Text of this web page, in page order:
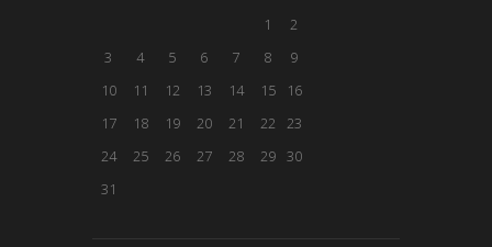
1
2
3
4 5 6 7 8
9
10
11 12 13 14 15
16
17
18 19 20 21 22
23
24
25 26 27 28 29 30
31